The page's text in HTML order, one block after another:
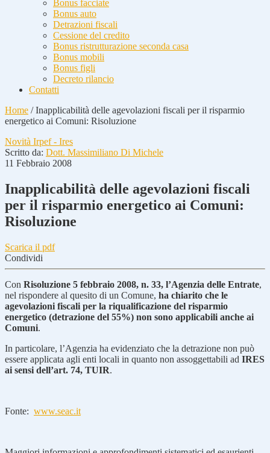
Bonus facciate
Bonus auto
Detrazioni fiscali
Cessione del credito
Bonus ristrutturazione seconda casa
Bonus mobili
Bonus figli
Decreto rilancio
Contatti
Home /Inapplicabilità delle agevolazioni fiscali per il risparmio
energetico ai Comuni: Risoluzione
Novità Irpef - Ires
Scritto da: Dott. Massimiliano Di Michele
11 Febbraio 2008
Inapplicabilità delle agevolazioni fiscali
per il risparmio energetico ai Comuni:
Risoluzione
Scarica il pdf
Condividi
Con Risoluzione 5 febbraio 2008, n. 33, l’Agenzia delle Entrate,
nel rispondere al quesito di un Comune, ha chiarito che le
agevolazioni fiscali per la riqualificazione del risparmio
energetico (detrazione del 55%) non sono applicabili anche ai
Comuni.
In particolare, l’Agenzia ha evidenziato che la detrazione non può
essere applicata agli enti locali in quanto non assoggettabili ad IRES
ai sensi dell’art. 74, TUIR.
Fonte: www.seac.it